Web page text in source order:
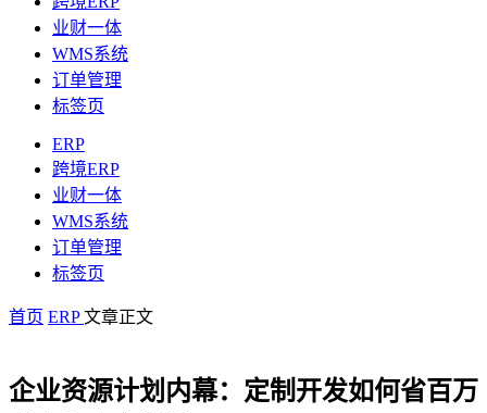
业财一体
WMS系统
订单管理
标签页
ERP
跨境ERP
业财一体
WMS系统
订单管理
标签页
首页 ERP文章正文
企业资源计划内幕：定制开发如何省百万